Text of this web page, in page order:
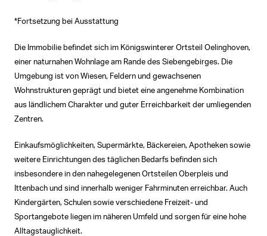
*Fortsetzung bei Ausstattung
Die Immobilie befindet sich im Königswinterer Ortsteil Oelinghoven,
einer naturnahen Wohnlage am Rande des Siebengebirges. Die
Umgebung ist von Wiesen, Feldern und gewachsenen
Wohnstrukturen geprägt und bietet eine angenehme Kombination
aus ländlichem Charakter und guter Erreichbarkeit der umliegenden
Zentren.
Einkaufsmöglichkeiten, Supermärkte, Bäckereien, Apotheken sowie
weitere Einrichtungen des täglichen Bedarfs befinden sich
insbesondere in den nahegelegenen Ortsteilen Oberpleis und
Ittenbach und sind innerhalb weniger Fahrminuten erreichbar. Auch
Kindergärten, Schulen sowie verschiedene Freizeit- und
Sportangebote liegen im näheren Umfeld und sorgen für eine hohe
Alltagstauglichkeit.